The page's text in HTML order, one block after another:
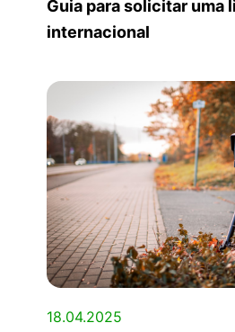
Guia para solicitar uma
internacional
18.04.2025